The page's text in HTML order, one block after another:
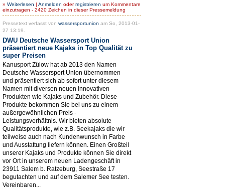
» Weiterlesen | Anmelden oderregistrieren um Kommentare
einzutragen - 2420 Zeichen in dieser Pressemeldung
Pressetext verfasst von wassersportunion am So, 2013-01-
27 13:19.
DWU Deutsche Wassersport Union
präsentiert neue Kajaks in Top Qualität zu
super Preisen
Kanusport Zülow hat ab 2013 den Namen
Deutsche Wassersport Union übernommen
und präsentiert sich ab sofort unter diesem
Namen mit diversen neuen innovativen
Produkten wie Kajaks und Zubehör. Diese
Produkte bekommen Sie bei uns zu einem
außergewöhnlichen Preis -
Leistungsverhältnis. Wir bieten absolute
Qualitätsprodukte, wie z.B. Seekajaks die wir
teilweise auch nach Kundenwunsch in Farbe
und Ausstattung liefern können. Einen Großteil
unserer Kajaks und Produkte können Sie direkt
vor Ort in unserem neuen Ladengeschäft in
23911 Salem b. Ratzeburg, Seestraße 17
begutachten und auf dem Salemer See testen.
Vereinbaren...